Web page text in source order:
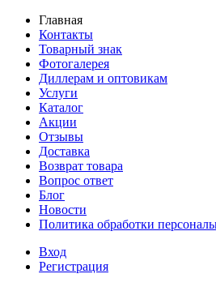
Главная
Контакты
Товарный знак
Фотогалерея
Диллерам и оптовикам
Услуги
Каталог
Акции
Отзывы
Доставка
Возврат товара
Вопрос ответ
Блог
Новости
Политика обработки
Вход
Регистрация